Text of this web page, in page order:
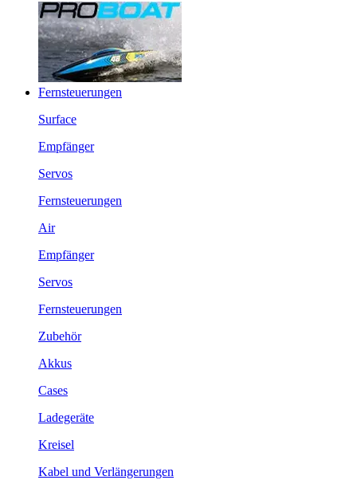
Fernsteuerungen
Surface
Empfänger
Servos
Fernsteuerungen
Air
Empfänger
Servos
Fernsteuerungen
Zubehör
Akkus
Cases
Ladegeräte
Kreisel
Kabel und Verlängerungen